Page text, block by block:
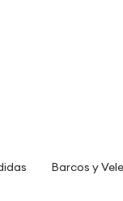
Barcos y